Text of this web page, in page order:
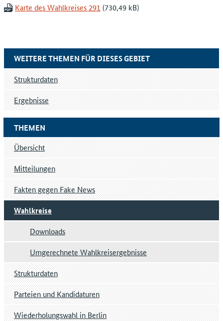
Karte des Wahlkreises 291
THEMEN
Übersicht
Mitteilungen
Fakten gegen Fake News
Wahlkreise
Downloads
Umgerechnete Wahlkreisergebnisse
Strukturdaten
Parteien und Kandidaturen
Wiederholungswahl in Berlin
WEITERE THEMEN FÜR DIESES GEBIET
Strukturdaten
Ergebnisse